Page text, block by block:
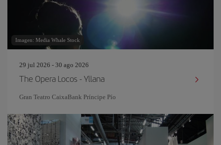
Imagen: Media Whale Stock
29 jul 2026 - 30 ago 2026
The Opera Locos - Yllana
Gran Teatro CaixaBank Príncipe Pío